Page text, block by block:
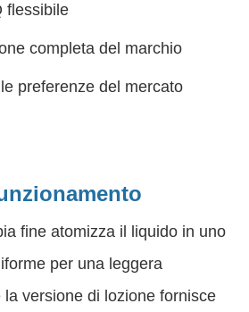
flessibile
completa del marchio
preferenze del mercato
fine atomizza il liquido in uno
per una leggera
versione di lozione fornisce